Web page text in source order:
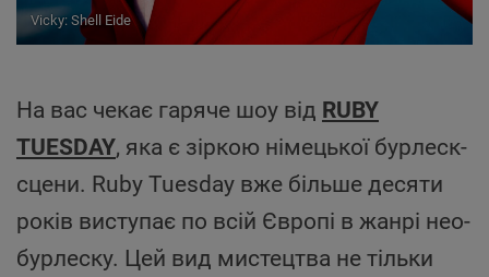
Vicky: Shell Eide
На вас чекає гаряче шоу від RUBY
TUESDAY, яка є зіркою німецької бурлеск-
сцени. Ruby Tuesday вже більше десяти
років виступає по всій Європі в жанрі нео-
бурлеску. Цей вид мистецтва не тільки